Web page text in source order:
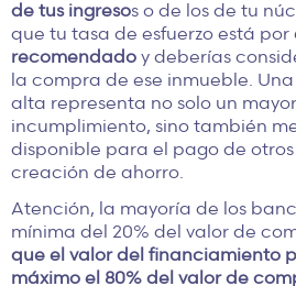
de tus ingresos o de los de tu
que tu tasa de esfuerzo está por
recomendado y deberías
la compra de ese inmueble.
alta representa no solo un
incumplimiento, sino también
disponible para el pago de
creación de ahorro.
Atención, la mayoría de los
mínima del 20% del valor de
que el valor del financiamiento
máximo el 80% del valor de